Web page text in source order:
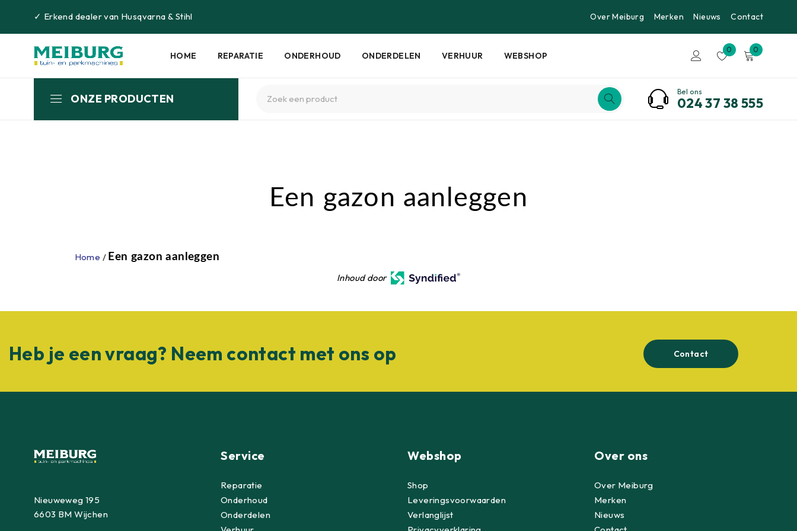
✓ Erkend dealer van Husqvarna &Stihl Over Meiburg Merken Nieuws Contact
HOME REPARATIE ONDERHOUD ONDERDELEN VERHUUR WEBSHOP
0 0
ONZE PRODUCTEN
Bel ons
024 37 38 555
Een gazon aanleggen
Home / Een gazon aanleggen
Inhoud door
Heb je een vraag? Neem contact met ons op Contact
Nieuweweg 195
6603 BM Wijchen
Service
Reparatie
Onderhoud
Onderdelen
Webshop
Shop
Leveringsvoorwaarden
Verlanglijst
Over ons
Over Meiburg
Merken
Nieuws